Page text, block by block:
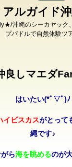
アルガイド
沖縄のシーカヤック
プパドルで自然体験ツ
良しマエダ
はいたい(*ﾟ▽ﾟ)ﾉ
イビスカスがとって
縄です♪
ら海を眺めるのが